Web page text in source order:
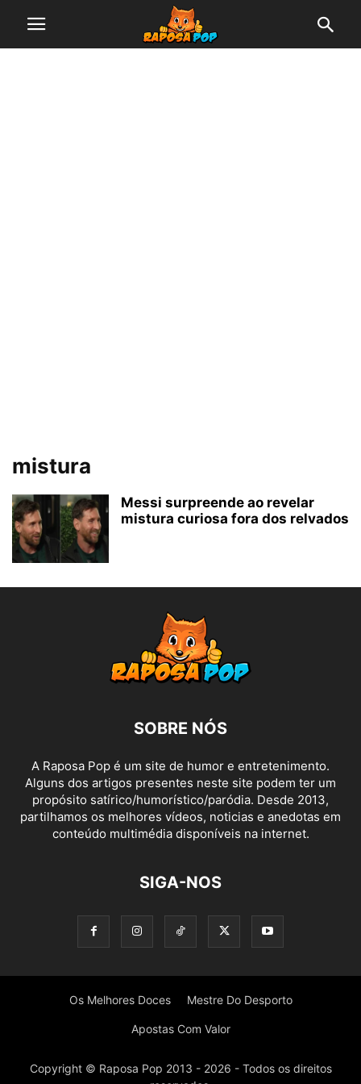
mistura
Messi surpreende ao revelar
mistura curiosa fora dos relvados
SOBRE NÓS
A Raposa Pop é um site de humor e entretenimento.
Alguns dos artigos presentes neste site podem ter um
propósito satírico/humorístico/paródia. Desde 2013,
partilhamos os melhores vídeos, noticias e anedotas em
conteúdo multimédia disponíveis na internet.
SIGA-NOS
Os Melhores Doces Mestre Do Desporto
Apostas Com Valor
Copyright © Raposa Pop 2013 - 2026 - Todos os direitos